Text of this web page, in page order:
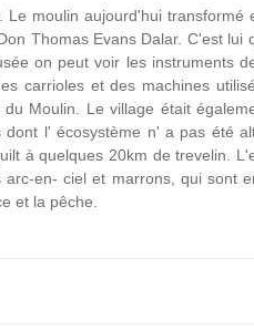
moulin aujourd'hui transformé
Thomas Evans Dalar. C'est lui
on peut voir les instruments
carrioles et des machines
Moulin. Le village était
l' écosystème n' a pas été
à quelques 20km de trevelin.
en- ciel et marrons, qui sont
et la pêche.